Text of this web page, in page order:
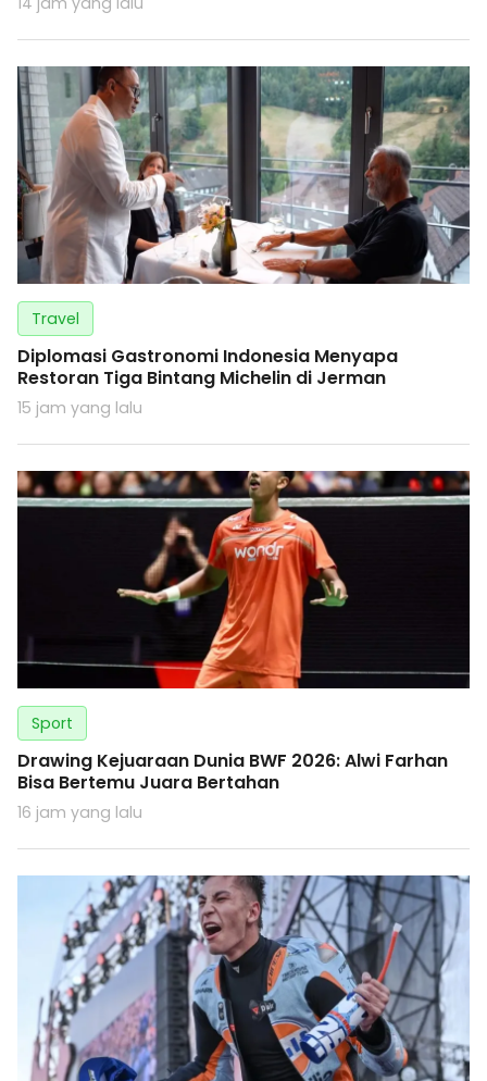
Travel
Diplomasi Gastronomi Indonesia Menyapa
Restoran Tiga Bintang Michelin di Jerman
15 jam yang lalu
Sport
Drawing Kejuaraan Dunia BWF 2026: Alwi Farhan
Bisa Bertemu Juara Bertahan
16 jam yang lalu